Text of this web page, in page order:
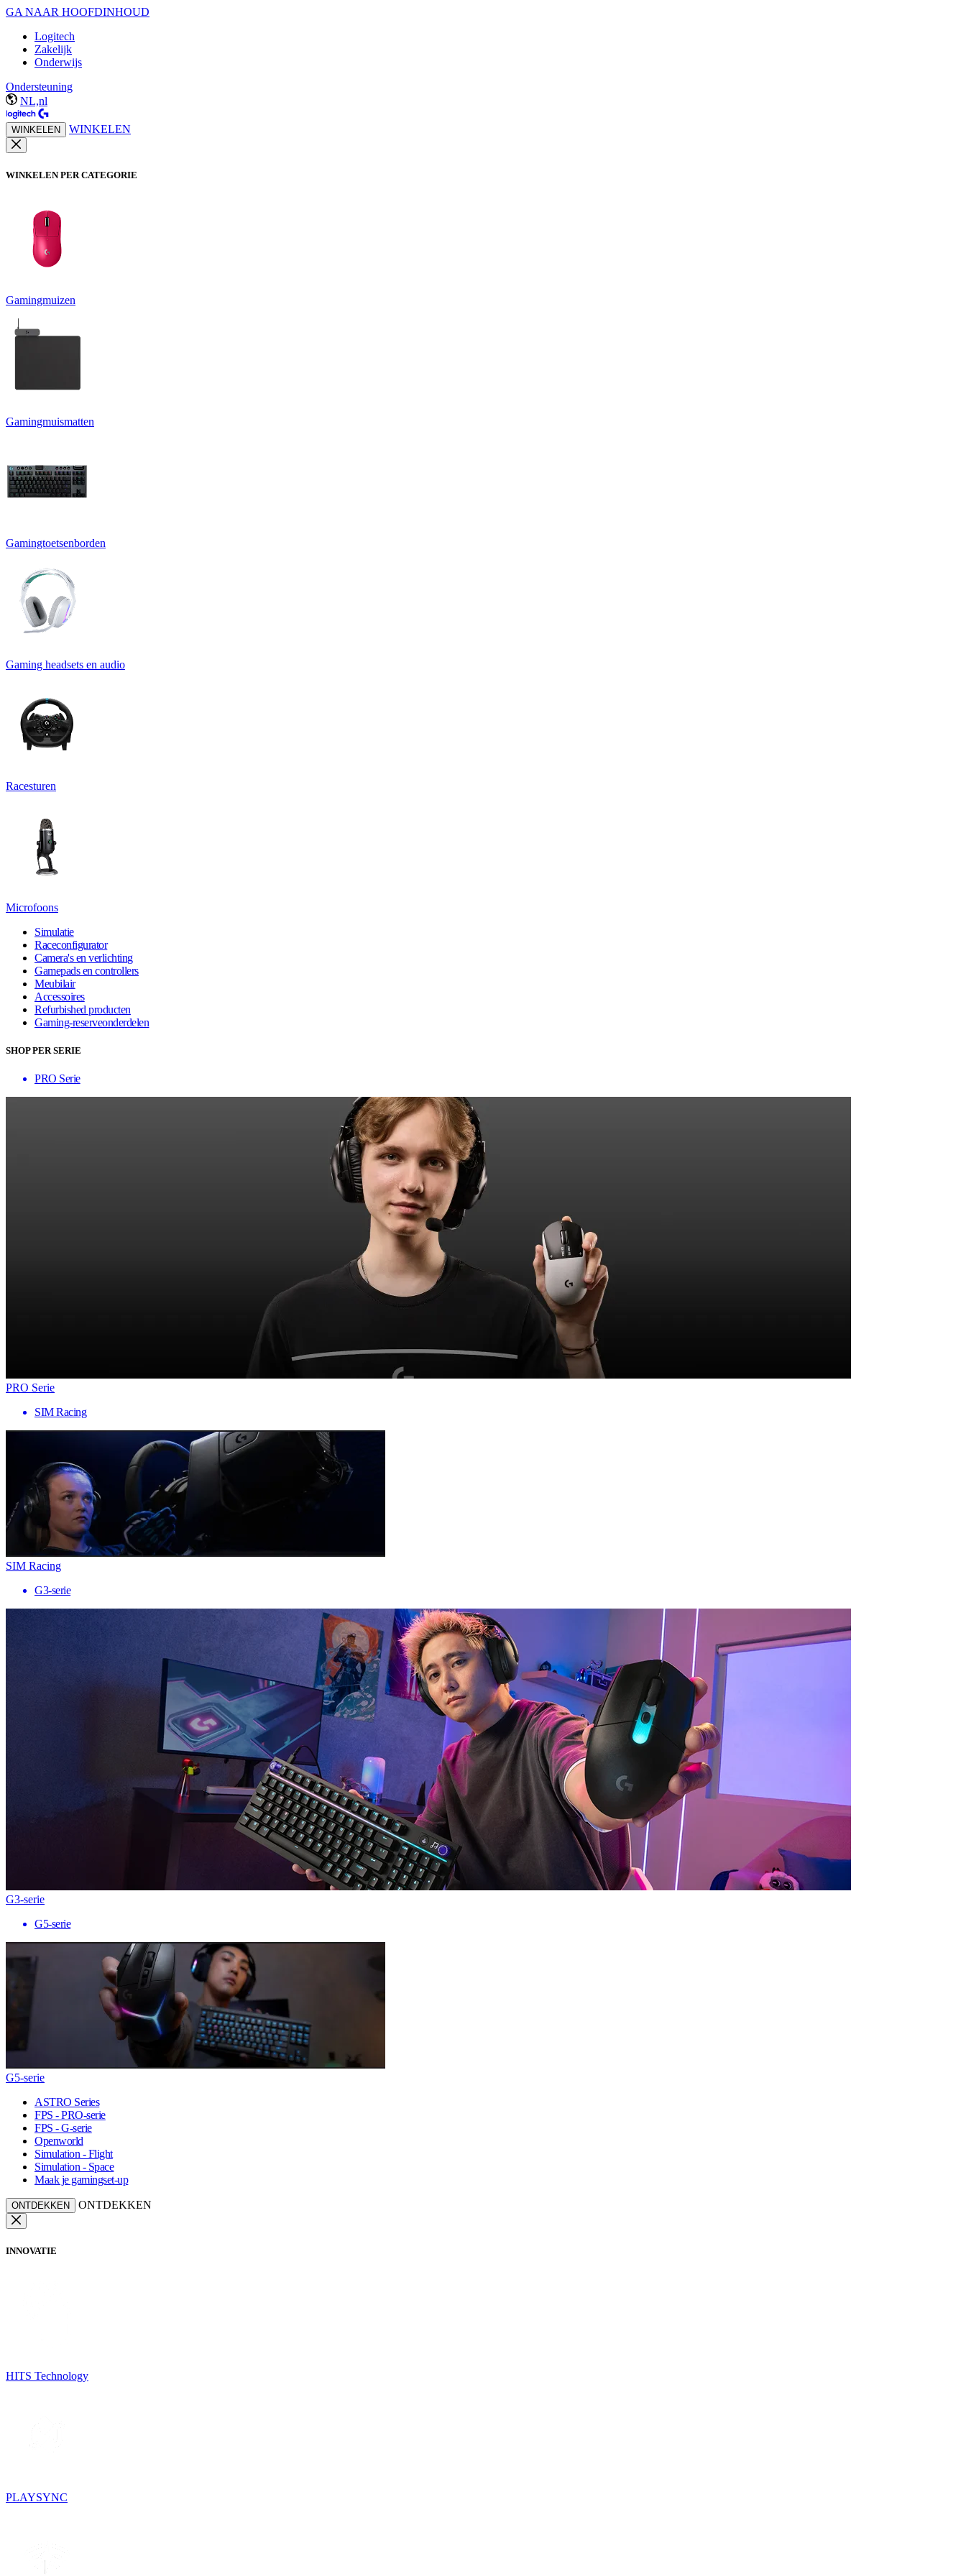
GA NAAR HOOFDINHOUD
Logitech
Zakelijk
Onderwijs
Ondersteuning
NL,nl
WINKELEN WINKELEN
WINKELEN PER CATEGORIE
Gamingmuizen
Gamingmuismatten
Gamingtoetsenborden
Gaming headsets en audio
Racesturen
Microfoons
Simulatie
Raceconfigurator
Camera's en verlichting
Gamepads en controllers
Meubilair
Accessoires
Refurbished producten
Gaming-reserveonderdelen
SHOP PER SERIE
PRO Serie
PRO Serie
SIM Racing
SIM Racing
G3-serie
G3-serie
G5-serie
G5-serie
ASTRO Series
FPS - PRO-serie
FPS - G-serie
Openworld
Simulation - Flight
Simulation - Space
Maak je gamingset-up
ONTDEKKEN ONTDEKKEN
INNOVATIE
HITS Technology
PLAYSYNC